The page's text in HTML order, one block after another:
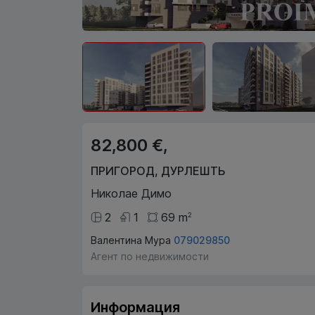
82,800 €,
ПРИГОРОД, ДУРЛЕШТЬ
Николае Димо
2
1 69 m2
Валентина Мура 079029850
Агент по недвижимости
Информация